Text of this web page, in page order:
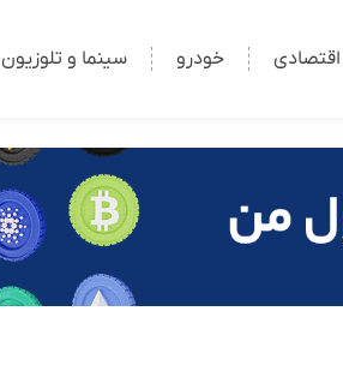
اقتصادی خودرو سینما و تلوزیون